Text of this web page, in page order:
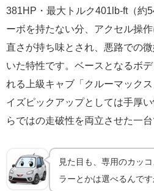
381HP・最大トルク401lb-ft（約
ーボを持たない分、アクセル操
直さが持ち味とされ、悪路での
いた特性です。ベースとなるボ
れる上級キャブ「クルーマック
イズピックアップとしては手厚
らではの走破性を両立させた一台
見た目も、専用のカッ
ラーとかは選べるんです